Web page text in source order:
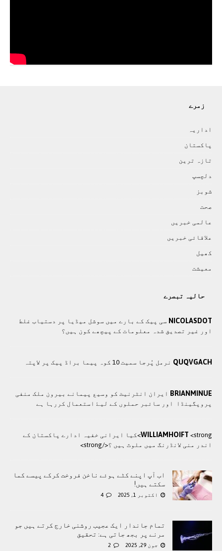
زمرے
اداريہ
پاکستان
تازہ ترين
دلچسپ
شوبز
صحت
عالمی خبريں
علاقائی خبريں
کھيل
معيشت
حالیہ تبصرے
NICOLASDOT سی پیک کے بارے میں سوشل میڈیا پر دستیاب غلط
اور غیر تصدیق شدہ معلومات کے پیچھے کون ہیں؟
QUQVGACH نرمل پُرجا سمیت 10 کوہ پیما براڈ پیک پر لاپتہ
BRIANMINUE ايران انٹرنيٹ کو وسيع پيمانے بيرون ملک منفی
پروپگينڈا اور سائبر حملوں کے ليۓ استعمال کررہا ہے
WILLIAMHOIFT<strong>کيا ایرانی خفيہ ادارے پاکستان کے
اندر منی لانڈرنگ ميں ملوث ہيں ؟</strong>
اب آپ اپنے کٹے ہوئے ناخن فروخت کرکے پیسے کما
سکتے ہیں!
اکتوبر 1, 2025 4
تمام جاندار ایک عجیب روشنی خارج کرتے ہیں جو
مرنے پر بجھ جاتی ہے: تحقیق
جون 29, 2025 2